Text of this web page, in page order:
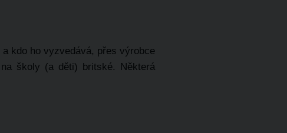
kdo ho vyzvedává, přes výrobce
školy (a děti) britské. Některá